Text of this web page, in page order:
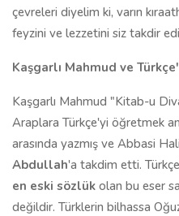
çevreleri diyelim ki, varın
feyzini ve lezzetini siz takdir
Kaşgarlı Mahmud ve
Kaşgarlı Mahmud "Kitab-u
Araplara Türkçe'yi öğretmek
arasında yazmış ve Abbasi
Abdullah'a takdim etti.
en eski sözlük olan bu eser
değildir. Türklerin bilhassa